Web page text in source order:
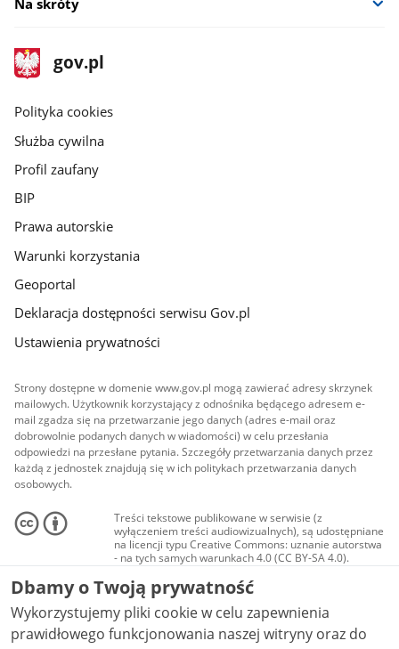
stopka
gov.pl
Strona
gov.pl
gov.pl
Polityka cookies
Służba cywilna
Profil zaufany
BIP
Prawa autorskie
Warunki korzystania
Geoportal
Deklaracja dostępności serwisu Gov.pl
Ustawienia prywatności
Strony dostępne w domenie www.gov.pl mogą zawierać adresy skrzynek
mailowych. Użytkownik korzystający z odnośnika będącego adresem e-
mail zgadza się na przetwarzanie jego danych (adres e-mail oraz
dobrowolnie podanych danych w wiadomości) w celu przesłania
odpowiedzi na przesłane pytania. Szczegóły przetwarzania danych przez
każdą z jednostek znajdują się w ich politykach przetwarzania danych
osobowych.
Treści tekstowe publikowane w serwisie (z
wyłączeniem treści audiowizualnych), są udostępniane
na licencji typu Creative Commons: uznanie autorstwa
- na tych samych warunkach 4.0 (CC BY-SA 4.0).
Materiały audiowizualne, w tym zdjęcia, materiały
audio i wideo, są udostępniane na licencji typu
Creative Commons: uznanie autorstwa użycie
niekomercyjne - bez utworów zależnych 4.0 (CC BY-
NC-ND 4.0), o ile nie jest to stwierdzone inaczej.
Dbamy o Twoją prywatność
Wykorzystujemy pliki cookie w celu zapewnienia
prawidłowego funkcjonowania naszej witryny oraz do